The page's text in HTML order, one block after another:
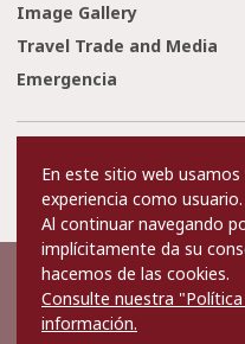
Image Gallery
Travel Trade and Media
Emergencia
Privacy and Cookie Policy
Contact Us
©2022 Kanazawa
The copyright for the
It is forbidden to replicate or
En este sitio web
experiencia como usuario.
Al continuar navegando
implícitamente da su
hacemos de las cookies.
Consulte nuestra
información.